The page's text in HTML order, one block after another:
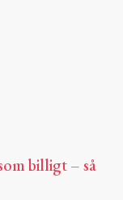
billigt – så